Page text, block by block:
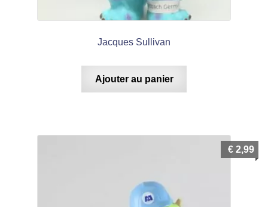
Jacques Sullivan
Ajouter au panier
€ 2,99